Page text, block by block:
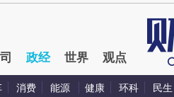
政经 世界 观点
消费 能源 健康 环科 民生